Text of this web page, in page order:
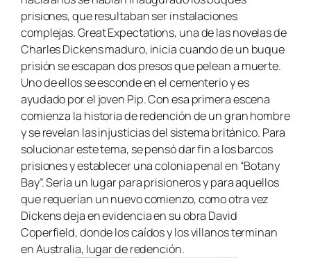
prisiones, que resultaban ser instalaciones
complejas.Great Expectations, una de las novelas de
Charles Dickens maduro, inicia cuando de un buque
prisión se escapan dos presos que pelean a muerte.
Uno de ellos se esconde en el cementerio y es
ayudado por el joven Pip. Con esa primera escena
comienza la historia de redención de un gran hombre
y se revelan las injusticias del sistema británico. Para
solucionar este tema, se pensó dar fin a los barcos
prisiones y establecer una colonia penal en “Botany
Bay”. Sería un lugar para prisioneros y para aquellos
que requerían un nuevo comienzo, como otra vez
Dickens deja en evidencia en su obra David
Coperfield,donde los caídos y los villanos terminan
en Australia, lugar de redención.